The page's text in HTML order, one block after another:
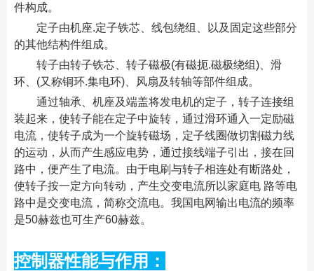
件构成。
定子由机座.定子铁芯、线包绕组、以及固定这些部分
的其他结构件组成。
转子由转子铁芯、转子磁极(有磁扼.磁极绕组)、滑
环、(又称铜环.集电环)、风扇及转轴等部件组成。
通过轴承、机座及端盖将发电机的定子，转子连接组
装起来，使转子能在定子中旋转，通过滑环通入一定励磁
电流，使转子成为一个旋转磁场，定子线圈做切割磁力线
的运动，从而产生感应电势，通过接线端子引出，接在回
路中，便产生了电流。由于电刷与转子相连处有断路处，
使转子按一定方向转动，产生交变电流所以家庭电 路等电
路中是交变电流，简称交流电。我国电网输出电流的频率
是50赫兹也可生产60赫兹。
控制器性能与作用：